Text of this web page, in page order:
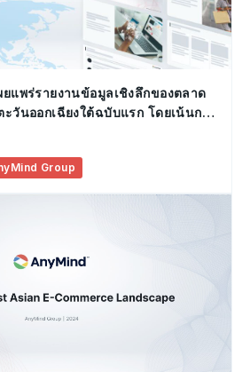
แพร่รายงานข้อมูลเชิงลึกของตลาด
ะวันออกเฉียงใต้ฉบับแรก โดยเน้นการ
Group